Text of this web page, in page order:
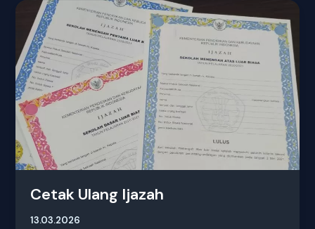
Cetak Ulang Ijazah
13.03.2026
Cetak
Ulang
Ijazah